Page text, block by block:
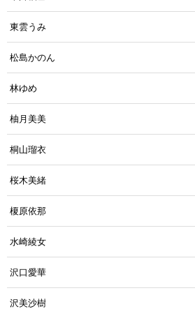
東雲うみ
松島かのん
林ゆめ
柚月美美
桐山瑠衣
桜木美緒
榎原依那
水崎綾女
沢口愛華
沢美沙樹